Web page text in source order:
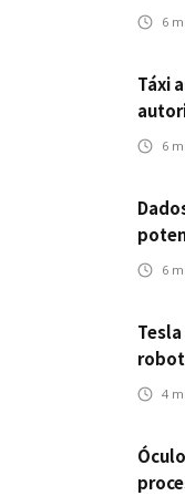
6
Táxi
nos6
nas6
4